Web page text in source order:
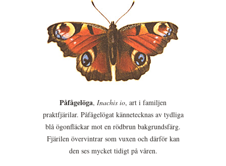
Påfågelöga, Inachis io, art i familjen
praktfjärilar. Påfågelögat kännetecknas av tydliga
blå ögonfläckar mot en rödbrun bakgrundsfärg.
Fjärilen övervintrar som vuxen och därför kan
den ses mycket tidigt på våren.